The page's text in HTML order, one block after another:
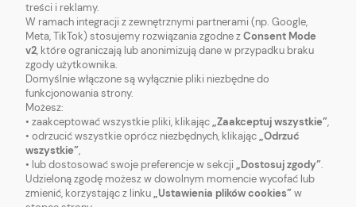
O NAS
OBSŁUGA KLIENTA
treści i reklamy.
W ramach integracji z zewnętrznymi partnerami (np. Google,
Meta, TikTok) stosujemy rozwiązania zgodne zConsent Mode
v2, które ograniczają lub anonimizują dane w przypadku braku
zgody użytkownika.
Domyślnie włączone są wyłącznie pliki niezbędne do
funkcjonowania strony.
Możesz:
• zaakceptować wszystkie pliki, klikając„Zaakceptuj wszystkie”,
• odrzucić wszystkie oprócz niezbędnych, klikając„Odrzuć
wszystkie”,
• lub dostosować swoje preferencje w sekcji „Dostosuj zgody”.
Udzieloną zgodę możesz w dowolnym momencie wycofać lub
zmienić, korzystając z linku„Ustawienia plików cookies”w